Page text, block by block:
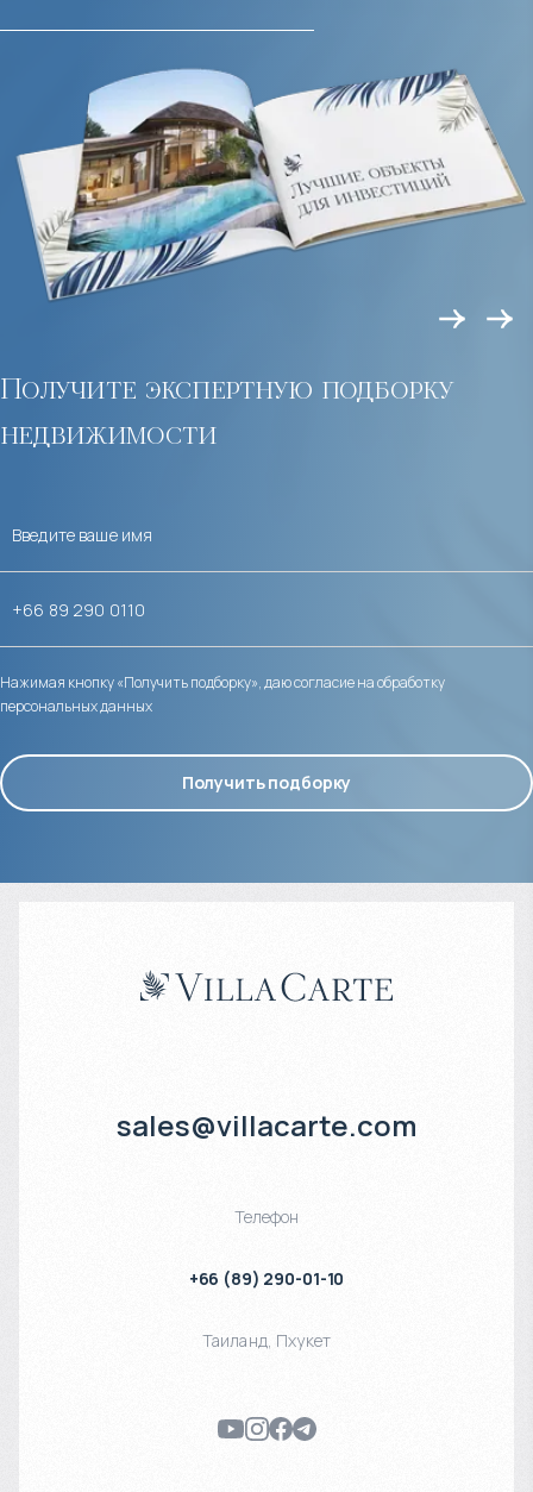
Получите экспертную подборку
недвижимости
Нажимая кнопку «Получить подборку», даю согласие на обработку
персональных данных
Получить подборку
sales@villacarte.com
Телефон
+66 (89) 290-01-10
Таиланд, Пхукет